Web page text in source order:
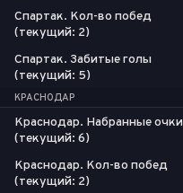
Спартак. Кол-во побед
(текущий: 2)
Спартак. Забитые голы
(текущий: 5)
КРАСНОДАР
Краснодар. Набранные очки
(текущий: 6)
Краснодар. Кол-во побед
(текущий: 2)